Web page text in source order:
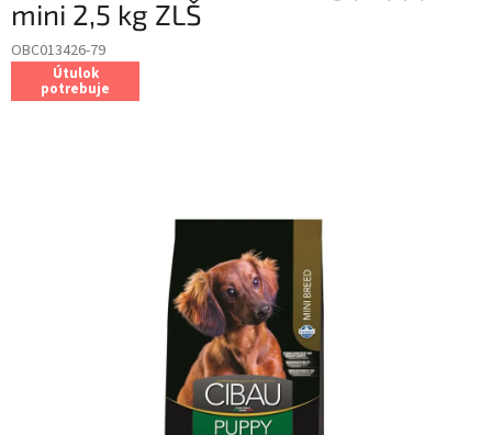
mini 2,5 kg ZLŠ
OBC013426-79
Útulok
potrebuje